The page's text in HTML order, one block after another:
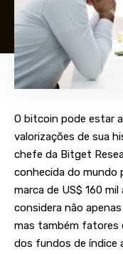
O bitcoin pode estar
valorizações de sua
chefe da Bitget
conhecida do mundo
marca de US$ 160
considera não
mas também
dos fundos de índice